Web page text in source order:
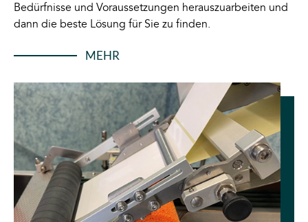
Bedürfnisse und Voraussetzungen herauszuarbeiten und
dann die beste Lösung für Sie zu finden.
MEHR